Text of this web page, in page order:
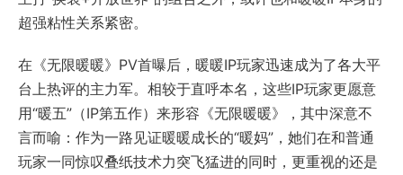
超强粘性关系紧密。
在《无限暖暖》PV首曝后，暖暖IP玩家迅速成为了各大平
台上热评的主力军。相较于直呼本名，这些IP玩家更愿意
用“暖五”（IP第五作）来形容《无限暖暖》，其中深意不
言而喻：作为一路见证暖暖成长的“暖妈”，她们在和普通
玩家一同惊叹叠纸技术力突飞猛进的同时，更重视的还是